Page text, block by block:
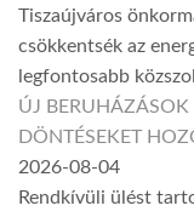
Tiszaújváros
csökkentsék az
legfontosabb
ÚJ BERUHÁZÁSOK
DÖNTÉSEKET
2026-08-04
Rendkívüli ülést